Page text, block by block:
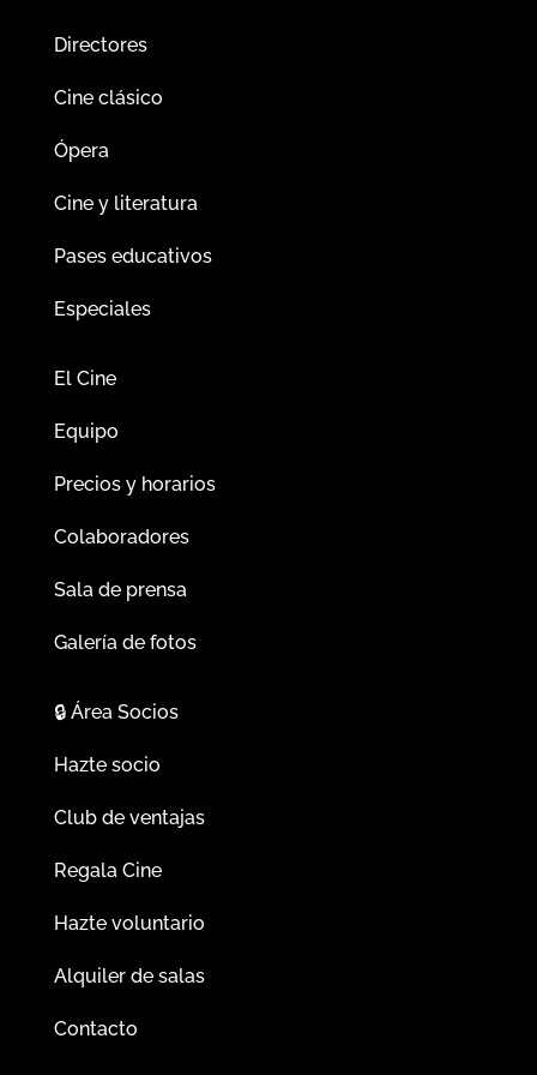
Directores
Cine clásico
Ópera
Cine y literatura
Pases educativos
Especiales
El Cine
Equipo
Precios y horarios
Colaboradores
Sala de prensa
Galería de fotos
🔒Área Socios
Hazte socio
Club de ventajas
Regala Cine
Hazte voluntario
Alquiler de salas
Contacto